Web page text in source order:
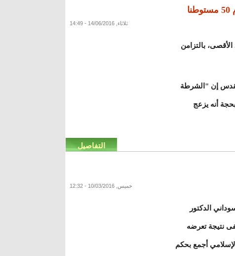
ثلاثاء, 14/06/2016 - 14:49
بالتزامن
إن "الشرطة
أنه يزعج
التفاصيل
خميس, 10/03/2016 - 12:32
الدكتور
نتيجة تعرضه
وللعالم الإسلامي أجمع بحكم